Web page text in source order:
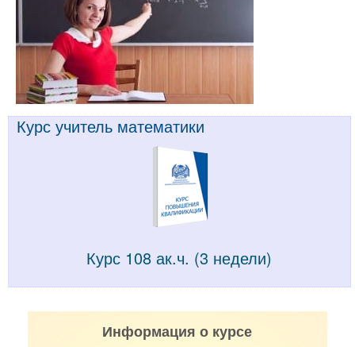
Курс учитель математики
Курс 108 ак.ч. (3 недели)
Информация о курсе